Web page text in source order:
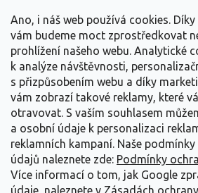
Ano, i náš web používá cookies.
vám budeme moct zprostředkovat
prohlížení našeho webu. Analytické
k analýze návštěvnosti,
s přizpůsobením webu a díky
vám zobrazí takové reklamy, které
otravovat. S vaším souhlasem
a osobní údaje k personalizaci
reklamních kampaní. Naše
údajů naleznete zde: Podmínky
Více informací o tom, jak Google
údaje, naleznete v Zásadách
Vše o nákupu
Informace pro Vás
Kontakujte nás